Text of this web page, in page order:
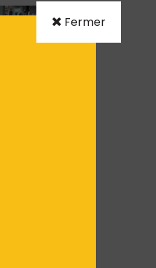
Fermer